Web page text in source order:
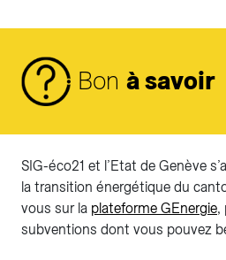
Bon à savoir
SIG-éco21 et l’Etat de Genève
la transition énergétique du
vous sur la plateforme GEnergie,
subventions dont vous pouvez